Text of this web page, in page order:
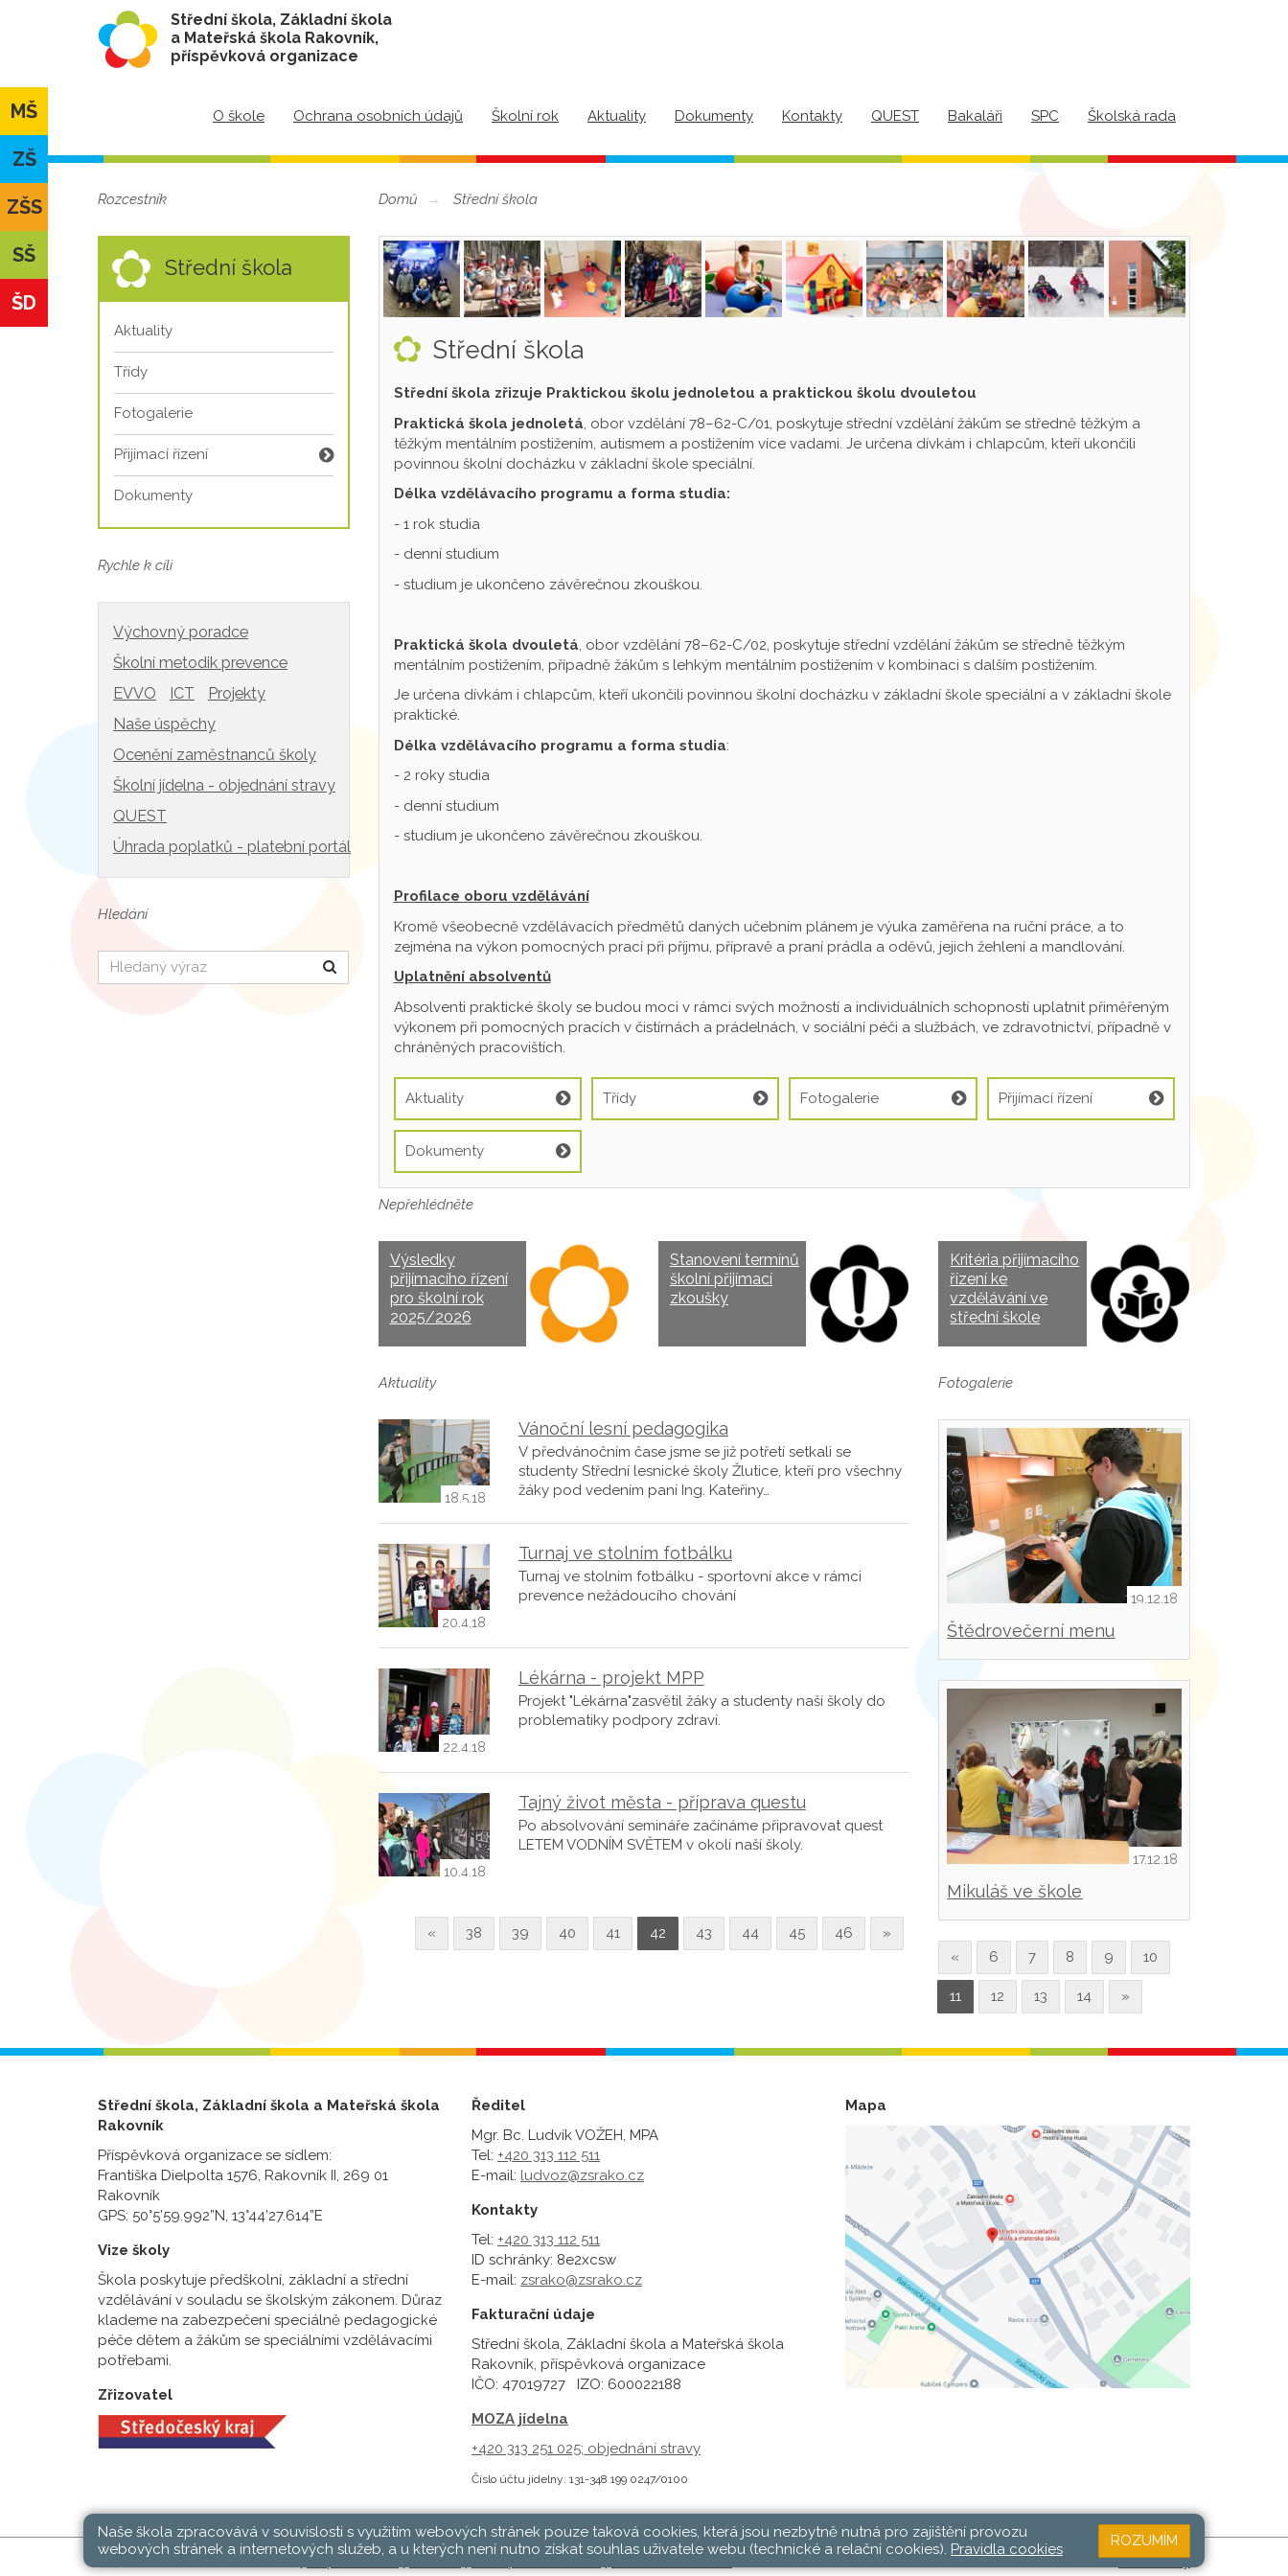
Střední škola, Základní škola
a Mateřská škola Rakovník,
příspěvková organizace
O škole Ochrana osobních údajů Školní rok Aktuality Dokumenty Kontakty QUEST Bakaláři SPC Školská rada
MŠ
ZŠ
ZŠS
SŠ
ŠD
Rozcestník
Střední škola
Aktuality
Třídy
Fotogalerie
Přijímací řízení
Dokumenty
Rychle k cíli
Výchovný poradce
Školní metodik prevence
EVVO
ICT
Projekty
Naše úspěchy
Ocenění zaměstnanců školy
Školní jídelna - objednání stravy
QUEST
Úhrada poplatků - platební portál
Hledání
Hledat
Domů Střední škola
Střední škola
Střední škola zřizuje Praktickou školu jednoletou a praktickou školu dvouletou
Praktická škola jednoletá, obor vzdělání 78–62-C/01, poskytuje střední vzdělání žákům se středně těžkým a
těžkým mentálním postižením, autismem a postižením více vadami. Je určena dívkám i chlapcům, kteří ukončili
povinnou školní docházku v základní škole speciální.
Délka vzdělávacího programu a forma studia:
- 1 rok studia
- denní studium
- studium je ukončeno závěrečnou zkouškou.
Praktická škola dvouletá, obor vzdělání 78–62-C/02, poskytuje střední vzdělání žákům se středně těžkým
mentálním postižením, případně žákům s lehkým mentálním postižením v kombinaci s dalším postižením.
Je určena dívkám i chlapcům, kteří ukončili povinnou školní docházku v základní škole speciální a v základní škole
praktické.
Délka vzdělávacího programu a forma studia:
- 2 roky studia
- denní studium
- studium je ukončeno závěrečnou zkouškou.
Profilace oboru vzdělávání
Kromě všeobecně vzdělávacích předmětů daných učebním plánem je výuka zaměřena na ruční práce, a to
zejména na výkon pomocných prací při příjmu, přípravě a praní prádla a oděvů, jejich žehlení a mandlování.
Uplatnění absolventů
Absolventi praktické školy se budou moci v rámci svých možností a individuálních schopností uplatnit přiměřeným
výkonem při pomocných pracích v čistírnách a prádelnách, v sociální péči a službách, ve zdravotnictví, případně v
chráněných pracovištích.
Aktuality Třídy Fotogalerie Přijímací řízení
Dokumenty
Nepřehlédněte
Výsledky
přijímacího řízení
pro školní rok
2025/2026
Stanovení termínů
školní přijímací
zkoušky
Kritéria přijímacího
řízení ke
vzdělávání ve
střední škole
Aktuality
18.5.18
Vánoční lesní pedagogika
V předvánočním čase jsme se již potřetí setkali se
studenty Střední lesnické školy Žlutice, kteří pro všechny
žáky pod vedením paní Ing. Kateřiny…
20.4.18
Turnaj ve stolním fotbálku
Turnaj ve stolním fotbálku - sportovní akce v rámci
prevence nežádoucího chování
22.4.18
Lékárna - projekt MPP
Projekt "Lékárna"zasvětil žáky a studenty naší školy do
problematiky podpory zdraví.
10.4.18
Tajný život města - příprava questu
Po absolvování semináře začínáme připravovat quest
LETEM VODNÍM SVĚTEM v okolí naší školy.
« 38 39 40 41 42 43 44 45 46 »
Fotogalerie
19.12.18
Štědrovečerní menu
17.12.18
Mikuláš ve škole
« 6 7 8 9 10
11 12 13 14 »
Střední škola, Základní škola a Mateřská škola
Rakovník
Příspěvková organizace se sídlem:
Františka Dielpolta 1576, Rakovník II, 269 01
Rakovník
GPS: 50°5’59.992”N, 13°44’27.614”E
Vize školy
Škola poskytuje předškolní, základní a střední
vzdělávání v souladu se školským zákonem. Důraz
klademe na zabezpečení speciálně pedagogické
péče dětem a žákům se speciálními vzdělávacími
potřebami.
Zřizovatel
Ředitel
Mgr. Bc. Ludvík VOŽEH, MPA
Tel: +420 313 112 511
E-mail: ludvoz@zsrako.cz
Kontakty
Tel: +420 313 112 511
ID schránky: 8e2xcsw
E-mail: zsrako@zsrako.cz
Fakturační údaje
Střední škola, Základní škola a Mateřská škola
Rakovník, příspěvková organizace
IČO: 47019727 IZO: 600022188
MOZA jídelna
+420 313 251 025; objednání stravy
Číslo účtu jídelny: 131-348 199 0247/0100
Mapa
SŠ, ZŠ a MŠ Rakovník © 2026 | Mapa stránek Přihlásit Web školy
Naše škola zpracovává v souvislosti s využitím webových stránek pouze taková cookies, která jsou nezbytně nutná pro zajištění provozu
webových stránek a internetových služeb, a u kterých není nutno získat souhlas uživatele webu (technické a relační cookies). Pravidla cookies
ROZUMÍM